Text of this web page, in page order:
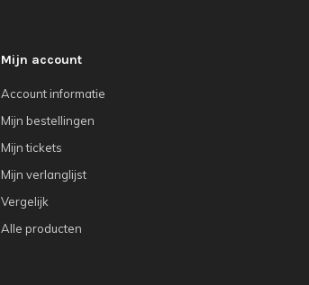
Mijn account
Account informatie
Mijn bestellingen
Mijn tickets
Mijn verlanglijst
Vergelijk
Alle producten